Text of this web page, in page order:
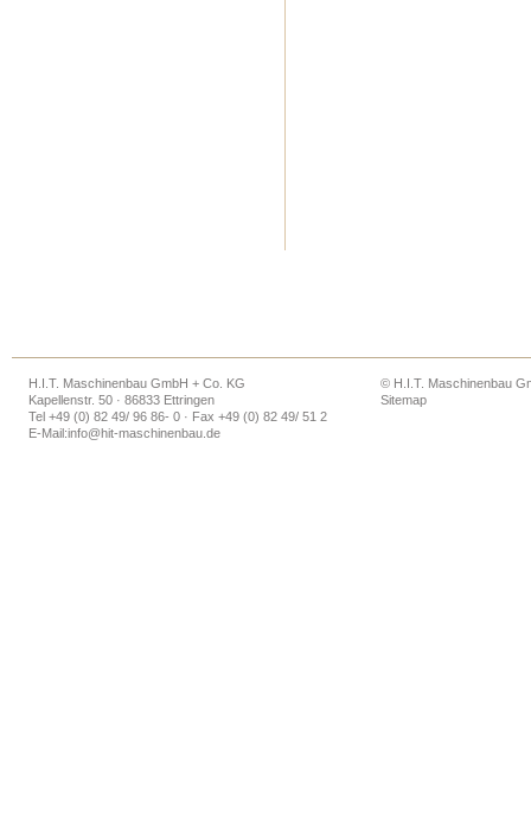
H.I.T. Maschinenbau GmbH + Co. KG
Kapellenstr. 50 · 86833 Ettringen
Tel +49 (0) 82 49/ 96 86- 0 · Fax +49 (0) 82 49/ 51 2
E-Mail:info@hit-maschinenbau.de
© H.I.T. Maschinenbau
Sitemap